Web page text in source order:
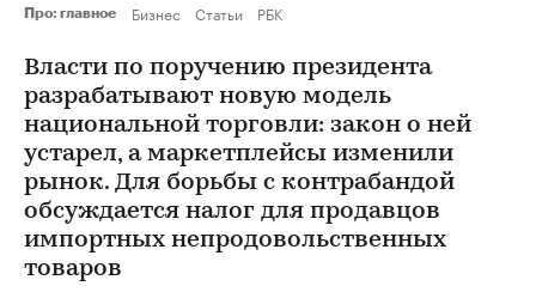
Про: главное Бизнес Статьи РБК
Власти по поручению президента
разрабатывают новую модель
национальной торговли: закон о ней
устарел, а маркетплейсы изменили
рынок. Для борьбы с контрабандой
обсуждается налог для продавцов
импортных непродовольственных
товаров